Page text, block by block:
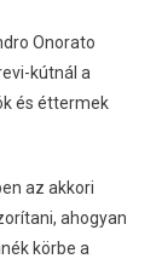
Onorato
kútnál a
és éttermek
az akkori
ahogyan
körbe a